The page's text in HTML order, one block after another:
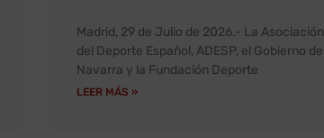
Madrid, 29 de Julio de 2026.- La Asociación
del Deporte Español, ADESP, el Gobierno de
Navarra y la Fundación Deporte
LEER MÁS »